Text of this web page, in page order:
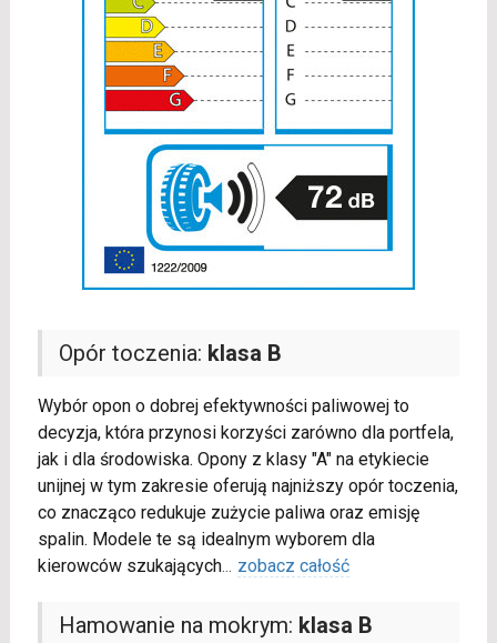
Opór toczenia: klasa B
Wybór opon o dobrej efektywności paliwowej to
decyzja, która przynosi korzyści zarówno dla portfela,
jak i dla środowiska. Opony z klasy "A" na etykiecie
unijnej w tym zakresie oferują najniższy opór toczenia,
co znacząco redukuje zużycie paliwa oraz emisję
spalin. Modele te są idealnym wyborem dla
kierowców szukających... zobacz całość
Hamowanie na mokrym: klasa B